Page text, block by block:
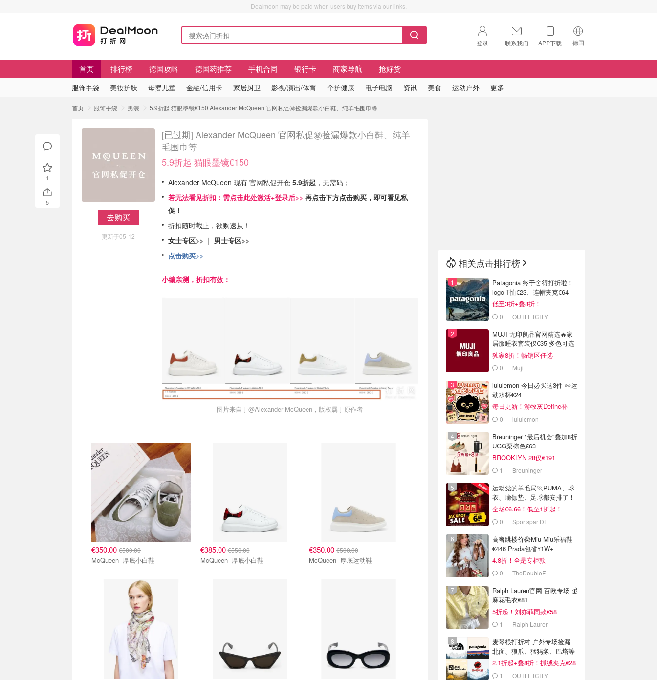
Dealmoon may be paid when users buy items via our links.
登录 联系我们 APP下载 德国
🇺🇸
首页 排行榜 德国攻略 德国药推荐 手机合同 银行卡 商家导航 抢好货
服饰手袋 美妆护肤 母婴儿童 金融/信用卡 家居厨卫 影视/演出/体育 个护健康 电子电脑 资讯 美食 运动户外 更多
首页 服饰手袋 男装 5.9折起 猫眼墨镜€150 Alexander McQueen 官网私促㊙️捡漏爆款小白鞋、纯羊毛围巾等
去购买
更新于05-12
[已过期] Alexander McQueen 官网私促㊙️捡漏爆款小白鞋、纯羊
毛围巾等
5.9折起 猫眼墨镜€150
Alexander McQueen 现有 官网私促开仓 5.9折起 ，无需码；
若无法看见折扣： 需点击此处激活+登录后>> 再点击下方点击购买，即可看见私
促！
折扣随时截止，欲购速从！
女士专区>> ｜ 男士专区>>
点击购买>>
小编亲测，折扣有效：
图片来自于@Alexander McQueen，版权属于原作者
€350.00 €500.00
McQueen 厚底小白鞋
€385.00€550.00
McQueen 厚底小白鞋
€350.00 €500.00
McQueen 厚底运动鞋
1
5
相关点击排行榜
Patagonia 终于舍得打折啦！
logo T恤€23、连帽夹克€64
低至3折+叠8折！
0
OUTLETCITY
MUJI 无印良品官网精选🔥家
居服睡衣套装仅€35 多色可选
独家8折！畅销区任选
0 Muji
lululemon 今日必买这3件 👀运
动水杯€24
每日更新！游牧灰Define补
货！0 lululemon
Breuninger "最后机会"叠加8折
UGG栗棕色€63
BROOKLYN 28仅€191
1 Breuninger
运动党的羊毛局🏃PUMA、球
衣、瑜伽垫、足球都安排了！
全场€6.66！低至1折起！
0 Sportspar DE
高奢跳楼价😱Miu Miu乐福鞋
€446 Prada包省¥1W+
4.8折！全是专柜款
0 TheDoubleF
Ralph Lauren官网 百欧专场 💰
麻花毛衣€81
5折起！刘亦菲同款€58
1 Ralph Lauren
麦琴根打折村 户外专场捡漏
北面、狼爪、猛犸象、巴塔等
2.1折起+叠8折！抓绒夹克€28
1
OUTLETCITY